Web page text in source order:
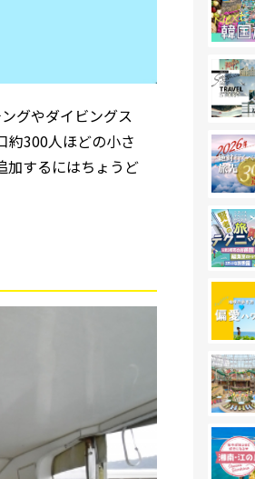
グやダイビングス
約300人ほどの小さ
加するにはちょうど